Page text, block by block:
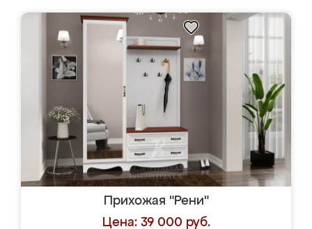
Прихожая "Рени"
Цена: 39 000 руб.